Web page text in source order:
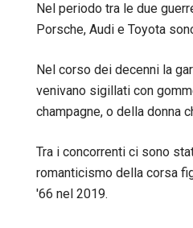
Nel periodo tra le due
Porsche, Audi e Toyota
Nel corso dei decenni la
venivano sigillati con
champagne, o della donna
Tra i concorrenti ci sono
romanticismo della corsa
'66 nel 2019.